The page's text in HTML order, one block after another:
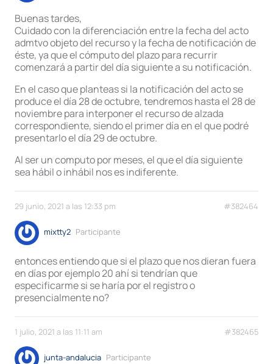
Buenas tardes,
Cuidado con la diferenciación entre la fecha del acto
admtvo objeto del recurso y la fecha de notificación de
éste, ya que el cómputo del plazo para recurrir
comenzará a partir del día siguiente a su notificación.
En el caso que planteas si la notificación del acto se
produce el día 28 de octubre, tendremos hasta el 28 de
noviembre para interponer el recurso de alzada
correspondiente, siendo el primer día en el que podré
presentarlo el día 29 de octubre.
Al ser un computo por meses, el que el día siguiente
sea hábil o inhábil nos es indiferente.
29 junio, 2021 a las 12:33 pm #382464
mixtty2 Participante
entonces entiendo que si el plazo que nos dieran fuera
en días por ejemplo 20 ahí si tendrían que
especificarme si se haría por el registro o
presencialmente no?
1 julio, 2021 a las 11:11 am #382465
junta-andalucia Participante